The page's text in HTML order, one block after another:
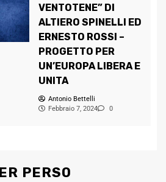
VENTOTENE” DI
ALTIERO SPINELLI ED
ERNESTO ROSSI –
PROGETTO PER
UN’EUROPA LIBERA E
UNITA
Antonio Bettelli
Febbraio 7, 2024
0
PERSO